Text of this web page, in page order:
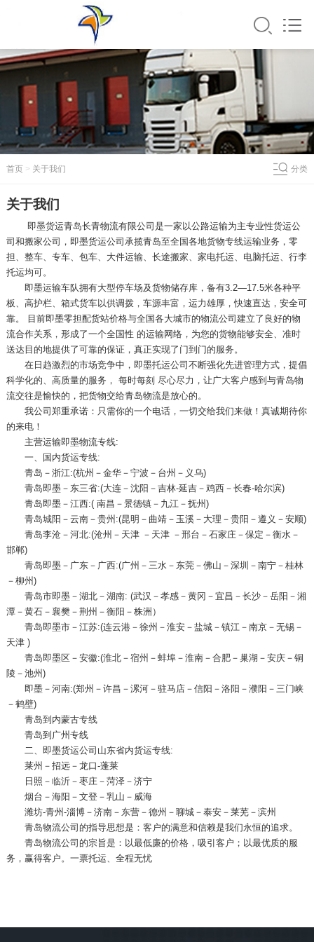
首页> 关于我们 分类
关于我们
即墨货运青岛长青物流有限公司是一家以公路运输为主专业性货运公
司和搬家公司，即墨货运公司承揽青岛至全国各地货物专线运输业务，零
担、整车、专车、包车、大件运输、长途搬家、家电托运、电脑托运、行李
托运均可。
即墨运输车队拥有大型停车场及货物储存库，备有3.2—17.5米各种平
板、高护栏、箱式货车以供调拨，车源丰富，运力雄厚，快速直达，安全可
靠。 目前即墨零担配货站价格与全国各大城市的物流公司建立了良好的物
流合作关系，形成了一个全国性 的运输网络，为您的货物能够安全、准时
送达目的地提供了可靠的保证，真正实现了门到门的服务。
在日趋激烈的市场竞争中，即墨托运公司不断强化先进管理方式，提倡
科学化的、高质量的服务， 每时每刻 尽心尽力，让广大客户感到与青岛物
流交往是愉快的，把货物交给青岛物流是放心的。
我公司郑重承诺：只需你的一个电话，一切交给我们来做！真诚期待你
的来电！
主营运输即墨物流专线:
一、国内货运专线:
青岛－浙江:(杭州－金华－宁波－台州－义乌)
青岛即墨－东三省:(大连－沈阳－吉林-延吉－鸡西－长春-哈尔滨)
青岛即墨－江西:( 南昌－景德镇－九江－抚州)
青岛城阳－云南－贵州:(昆明－曲靖－玉溪－大理－贵阳－遵义－安顺)
青岛李沧－河北:(沧州－天津 －天津 －邢台－石家庄－保定－衡水－
邯郸)
青岛即墨－广东－广西:(广州－三水－东莞－佛山－深圳－南宁－桂林
－柳州)
青岛市即墨－湖北－湖南: (武汉－孝感－黄冈－宜昌－长沙－岳阳－湘
潭－黄石－襄樊－荆州－衡阳－株洲）
青岛即墨市－江苏:(连云港－徐州－淮安－盐城－镇江－南京－无锡－
天津 )
青岛即墨区－安徽:(淮北－宿州－蚌埠－淮南－合肥－巢湖－安庆－铜
陵－池州)
即墨－河南:(郑州－许昌－漯河－驻马店－信阳－洛阳－濮阳－三门峡
－鹤壁)
青岛到内蒙古专线
青岛到广州专线
二、即墨货运公司山东省内货运专线:
莱州－招远－龙口-蓬莱
日照－临沂－枣庄－菏泽－济宁
烟台－海阳－文登－乳山－威海
潍坊-青州-淄博－济南－东营－德州－聊城－泰安－莱芜－滨州
青岛物流公司的指导思想是：客户的满意和信赖是我们永恒的追求。
青岛物流公司的宗旨是：以最低廉的价格，吸引客户；以最优质的服
务，赢得客户。一票托运、全程无忧